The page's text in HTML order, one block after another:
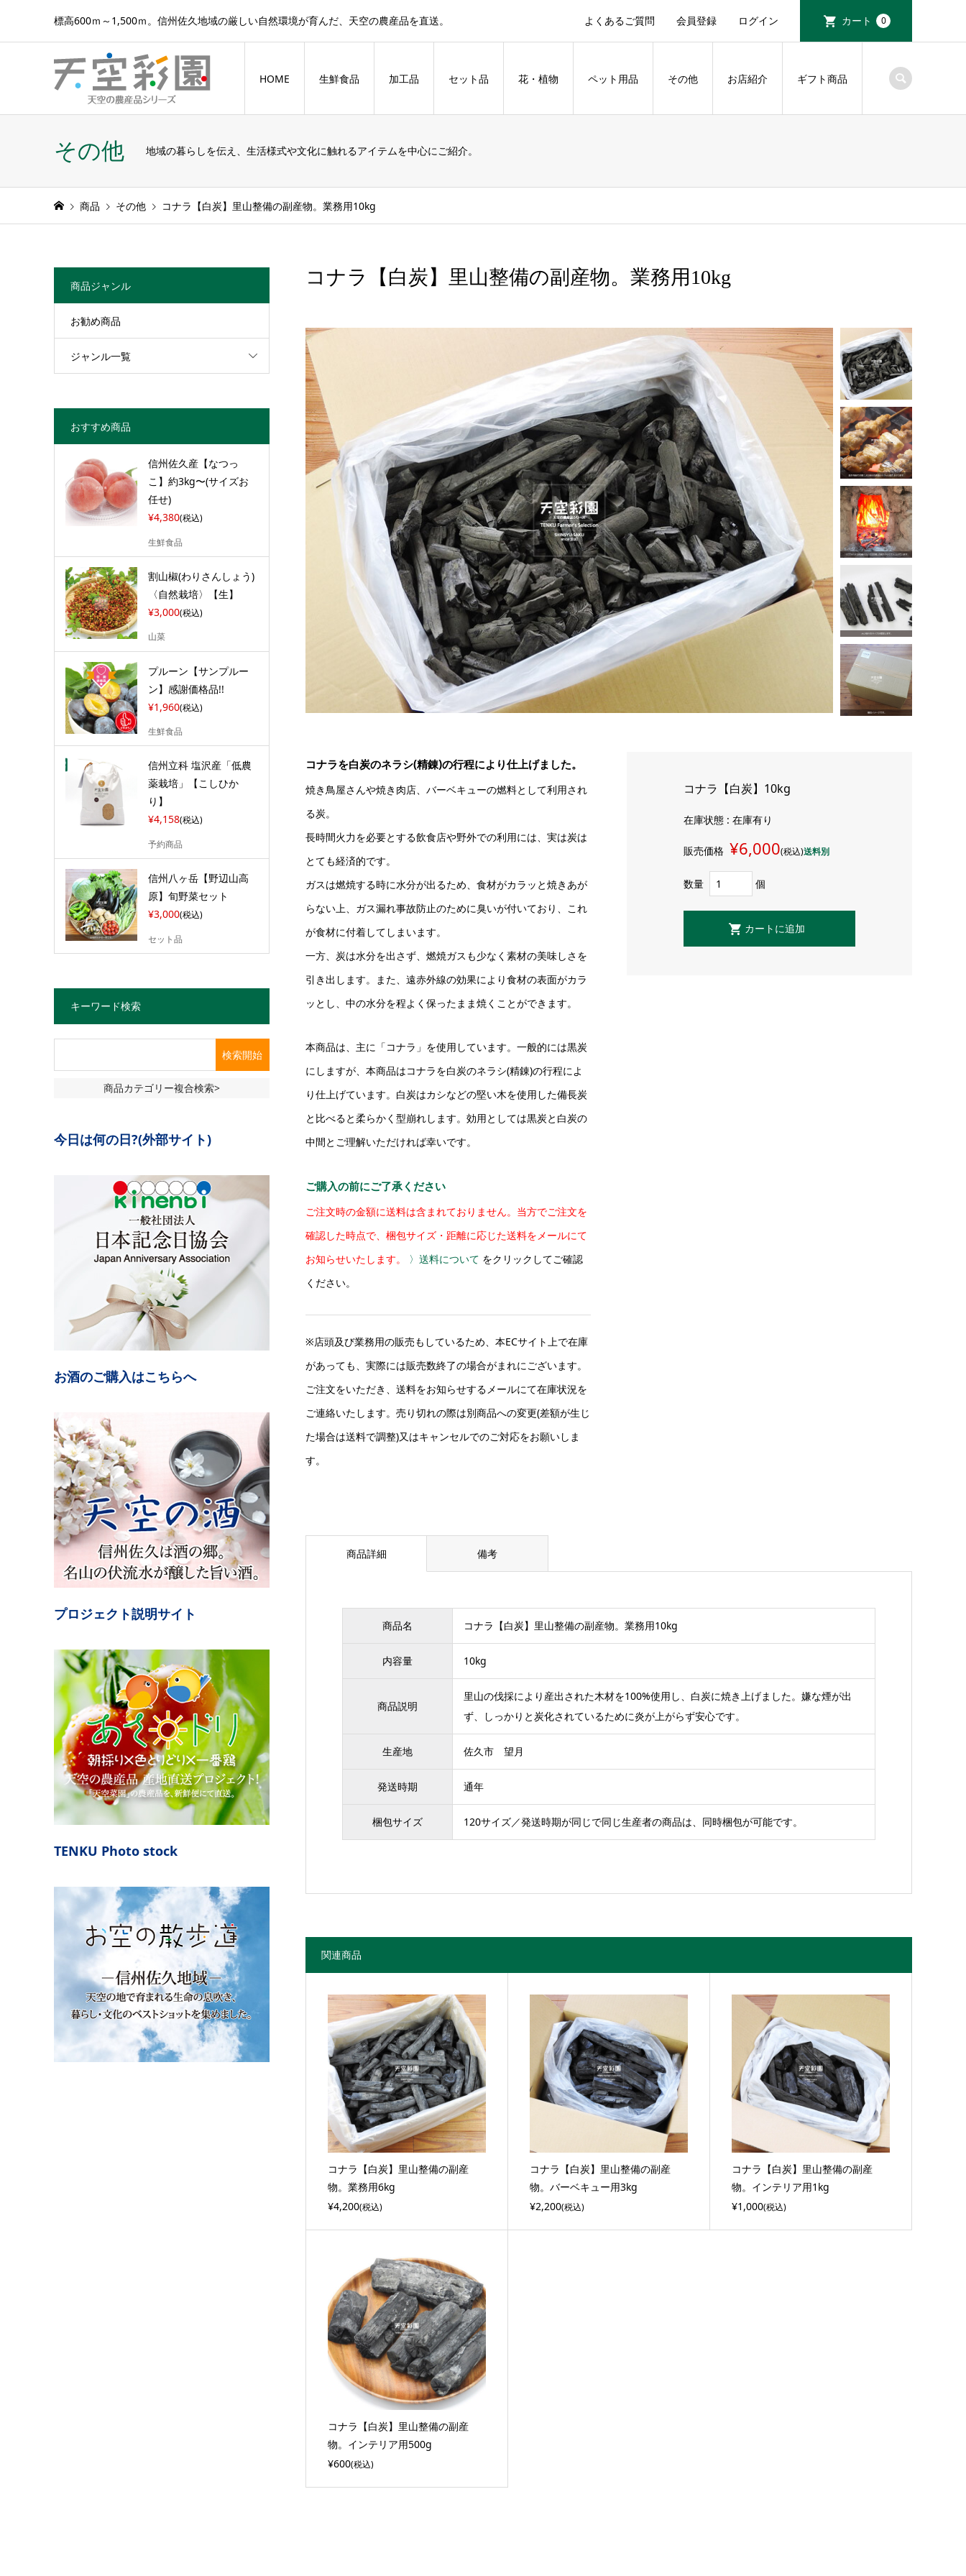
標高600ｍ～1,500ｍ。信州佐久地域の厳しい自然環境が育んだ、天空の農産品を直送。 よくあるご質問 会員登録 ログイン カート 0
HOME 生鮮食品 加工品 セット品 花・植物 ペット用品 その他 お店紹介 ギフト商品
その他 地域の暮らしを伝え、生活様式や文化に触れるアイテムを中心にご紹介。
商品 その他 コナラ【白炭】里山整備の副産物。業務用10kg
コナラ【白炭】里山整備の副産物。業務用10kg
コナラを白炭のネラシ(精錬)の行程により仕上げました。
焼き鳥屋さんや焼き肉店、バーベキューの燃料として利用され
る炭。
長時間火力を必要とする飲食店や野外での利用には、実は炭は
とても経済的です。
ガスは燃焼する時に水分が出るため、食材がカラッと焼きあが
らない上、ガス漏れ事故防止のために臭いが付いており、これ
が食材に付着してしまいます。
一方、炭は水分を出さず、燃焼ガスも少なく素材の美味しさを
引き出します。また、遠赤外線の効果により食材の表面がカラ
ッとし、中の水分を程よく保ったまま焼くことができます。
本商品は、主に「コナラ」を使用しています。一般的には黒炭
にしますが、本商品はコナラを白炭のネラシ(精錬)の行程によ
り仕上げています。白炭はカシなどの堅い木を使用した備長炭
と比べると柔らかく型崩れします。効用としては黒炭と白炭の
中間とご理解いただければ幸いです。
ご購入の前にご了承ください
ご注文時の金額に送料は含まれておりません。当方でご注文を
確認した時点で、梱包サイズ・距離に応じた送料をメールにて
お知らせいたします。
〉送料について をクリックしてご確認
ください。
※店頭及び業務用の販売もしているため、本ECサイト上で在庫
があっても、実際には販売数終了の場合がまれにございます。
ご注文をいただき、送料をお知らせするメールにて在庫状況を
ご連絡いたします。売り切れの際は別商品への変更(差額が生じ
た場合は送料で調整)又はキャンセルでのご対応をお願いしま
す。
コナラ【白炭】10kg
在庫状態 : 在庫有り
販売価格 ¥6,000(税込)送料別
数量 個
商品詳細 備考
商品名 コナラ【白炭】里山整備の副産物。業務用10kg
内容量 10kg
商品説明
里山の伐採により産出された木材を100%使用し、白炭に焼き上げました。嫌な煙が出
ず、しっかりと炭化されているために炎が上がらず安心です。
生産地 佐久市 望月
発送時期 通年
梱包サイズ 120サイズ／発送時期が同じで同じ生産者の商品は、同時梱包が可能です。
関連商品
コナラ【白炭】里山整備の副産
物。業務用6kg
¥4,200(税込)
コナラ【白炭】里山整備の副産
物。バーベキュー用3kg
¥2,200(税込)
コナラ【白炭】里山整備の副産
物。インテリア用1kg
¥1,000(税込)
コナラ【白炭】里山整備の副産
物。インテリア用500g
¥600(税込)
商品ジャンル
お勧め商品
ジャンル一覧
おすすめ商品
信州佐久産【なつっ
こ】約3kg〜(サイズお
任せ)
¥4,380(税込)
生鮮食品
割山椒(わりさんしょう)
〈自然栽培〉【生】
¥3,000(税込)
山菜
プルーン【サンプルー
ン】感謝価格品!!
¥1,960(税込)
生鮮食品
信州立科 塩沢産「低農
薬栽培」【こしひか
り】
¥4,158(税込)
予約商品
信州八ヶ岳【野辺山高
原】旬野菜セット
¥3,000(税込)
セット品
キーワード検索
商品カテゴリー複合検索>
今日は何の日?(外部サイト)
お酒のご購入はこちらへ
プロジェクト説明サイト
TENKU Photo stock